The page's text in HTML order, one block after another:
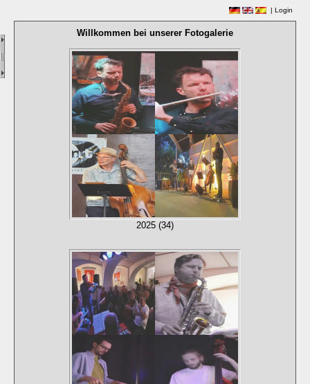
| Login
Willkommen bei unserer Fotogalerie
2025 (34)